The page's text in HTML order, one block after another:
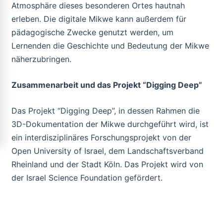
Atmosphäre dieses besonderen Ortes hautnah
erleben. Die digitale Mikwe kann außerdem für
pädagogische Zwecke genutzt werden, um
Lernenden die Geschichte und Bedeutung der Mikwe
näherzubringen.
Zusammenarbeit und das Projekt “Digging Deep”
Das Projekt “Digging Deep”, in dessen Rahmen die
3D-Dokumentation der Mikwe durchgeführt wird, ist
ein interdisziplinäres Forschungsprojekt von der
Open University of Israel, dem Landschaftsverband
Rheinland und der Stadt Köln. Das Projekt wird von
der Israel Science Foundation gefördert.